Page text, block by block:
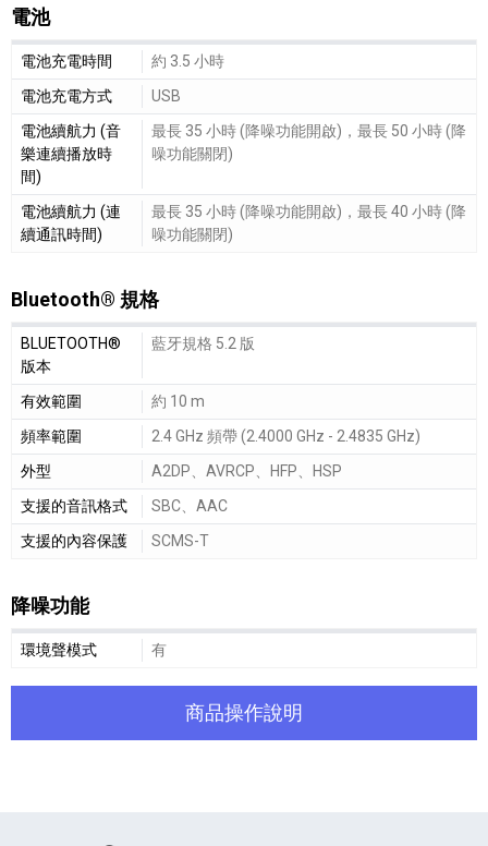
電池
電池細節敘述
電池充電時間
約 3.5 小時
電池充電方式
USB
電池續航力 (音
樂連續播放時
間)
最長 35 小時 (降噪功能開啟)，最長 50 小時 (降
噪功能關閉)
電池續航力 (連
續通訊時間)
最長 35 小時 (降噪功能開啟)，最長 40 小時 (降
噪功能關閉)
Bluetooth® 規格
Bluetooth® 規格細節敘述
BLUETOOTH®
版本
藍牙規格 5.2 版
有效範圍
約 10 m
頻率範圍
2.4 GHz 頻帶 (2.4000 GHz - 2.4835 GHz)
外型
A2DP、AVRCP、HFP、HSP
支援的音訊格式
SBC、AAC
支援的內容保護
SCMS-T
降噪功能
降噪功能細節敘述
環境聲模式 有
商品操作說明